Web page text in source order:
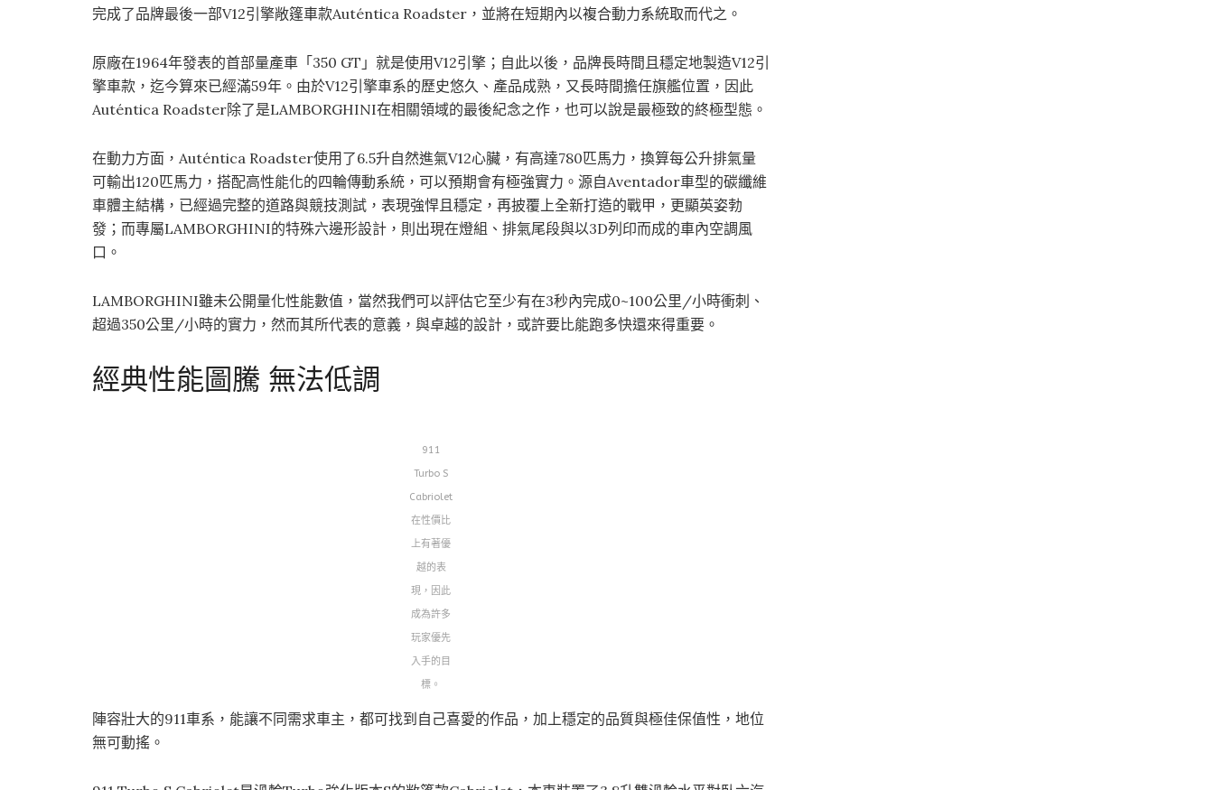
完成了品牌最後一部V12引擎敞篷車款Auténtica Roadster，並將在短期內以複合動力系統取而代之。
原廠在1964年發表的首部量產車「350 GT」就是使用V12引擎；自此以後，品牌長時間且穩定地製造V12引
擎車款，迄今算來已經滿59年。由於V12引擎車系的歷史悠久、產品成熟，又長時間擔任旗艦位置，因此
Auténtica Roadster除了是LAMBORGHINI在相關領域的最後紀念之作，也可以說是最極致的終極型態。
在動力方面，Auténtica Roadster使用了6.5升自然進氣V12心臟，有高達780匹馬力，換算每公升排氣量
可輸出120匹馬力，搭配高性能化的四輪傳動系統，可以預期會有極強實力。源自Aventador車型的碳纖維
車體主結構，已經過完整的道路與競技測試，表現強悍且穩定，再披覆上全新打造的戰甲，更顯英姿勃
發；而專屬LAMBORGHINI的特殊六邊形設計，則出現在燈組、排氣尾段與以3D列印而成的車內空調風
口。
LAMBORGHINI雖未公開量化性能數值，當然我們可以評估它至少有在3秒內完成0~100公里/小時衝刺、
超過350公里/小時的實力，然而其所代表的意義，與卓越的設計，或許要比能跑多快還來得重要。
經典性能圖騰 無法低調
911
Turbo S
Cabriolet
在性價比
上有著優
越的表
現，因此
成為許多
玩家優先
入手的目
標。
陣容壯大的911車系，能讓不同需求車主，都可找到自己喜愛的作品，加上穩定的品質與極佳保值性，地位
無可動搖。